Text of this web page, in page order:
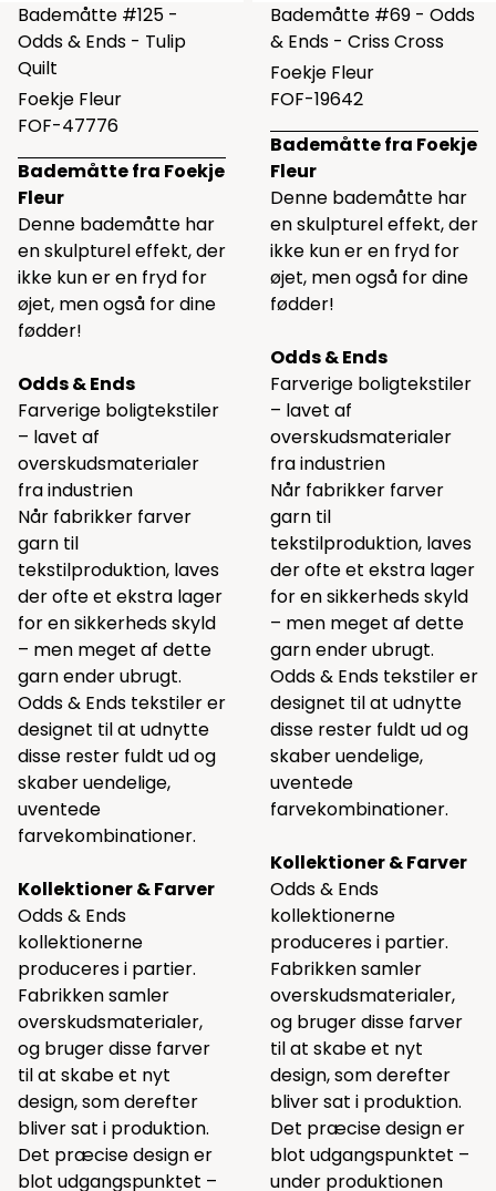
Bademåtte #125 -
Odds & Ends - Tulip
Quilt
Foekje Fleur
FOF-47776
Bademåtte fra Foekje
Fleur
Denne bademåtte har
en skulpturel effekt, der
ikke kun er en fryd for
øjet, men også for dine
fødder!
Odds & Ends
Farverige boligtekstiler
– lavet af
overskudsmaterialer
fra industrien
Når fabrikker farver
garn til
tekstilproduktion, laves
der ofte et ekstra lager
for en sikkerheds skyld
– men meget af dette
garn ender ubrugt.
Odds & Ends tekstiler er
designet til at udnytte
disse rester fuldt ud og
skaber uendelige,
uventede
farvekombinationer.
Kollektioner & Farver
Odds & Ends
kollektionerne
produceres i partier.
Fabrikken samler
overskudsmaterialer,
og bruger disse farver
til at skabe et nyt
design, som derefter
bliver sat i produktion.
Det præcise design er
blot udgangspunktet –
Bademåtte #69 - Odds
& Ends - Criss Cross
Foekje Fleur
FOF-19642
Bademåtte fra Foekje
Fleur
Denne bademåtte har
en skulpturel effekt, der
ikke kun er en fryd for
øjet, men også for dine
fødder!
Odds & Ends
Farverige boligtekstiler
– lavet af
overskudsmaterialer
fra industrien
Når fabrikker farver
garn til
tekstilproduktion, laves
der ofte et ekstra lager
for en sikkerheds skyld
– men meget af dette
garn ender ubrugt.
Odds & Ends tekstiler er
designet til at udnytte
disse rester fuldt ud og
skaber uendelige,
uventede
farvekombinationer.
Kollektioner & Farver
Odds & Ends
kollektionerne
produceres i partier.
Fabrikken samler
overskudsmaterialer,
og bruger disse farver
til at skabe et nyt
design, som derefter
bliver sat i produktion.
Det præcise design er
blot udgangspunktet –
under produktionen